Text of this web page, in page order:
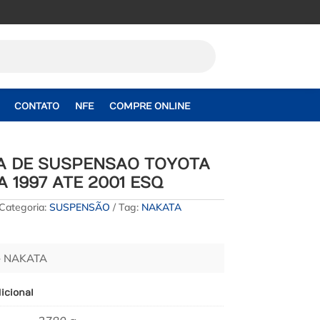
CONTATO NFE COMPRE ONLINE
DE SUSPENSAO TOYOTA
1997 ATE 2001 ESQ
SUSPENSÃO Tag: NAKATA
NAKATA